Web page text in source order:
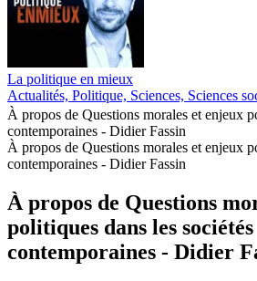
La politique en mieux
Actualités, Politique, Sciences, Sciences
À propos de Questions morales et enjeux
contemporaines - Didier Fassin
À propos de Questions morales et enjeux
contemporaines - Didier Fassin
À propos de Questions
politiques dans les sociétés
contemporaines - Didier